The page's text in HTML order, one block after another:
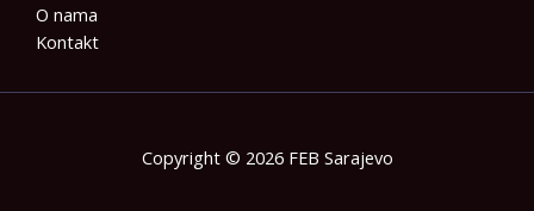
O nama
Kontakt
Copyright © 2026 FEB Sarajevo